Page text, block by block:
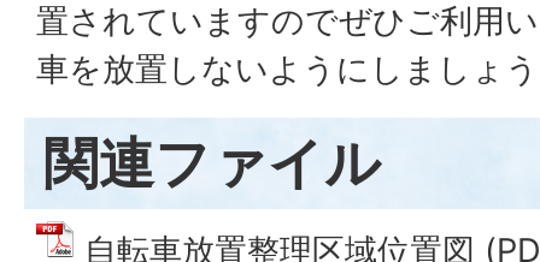
置されていますのでぜひご利用
車を放置しないようにしましょ
関連ファイル
自転車放置整理区域位置図